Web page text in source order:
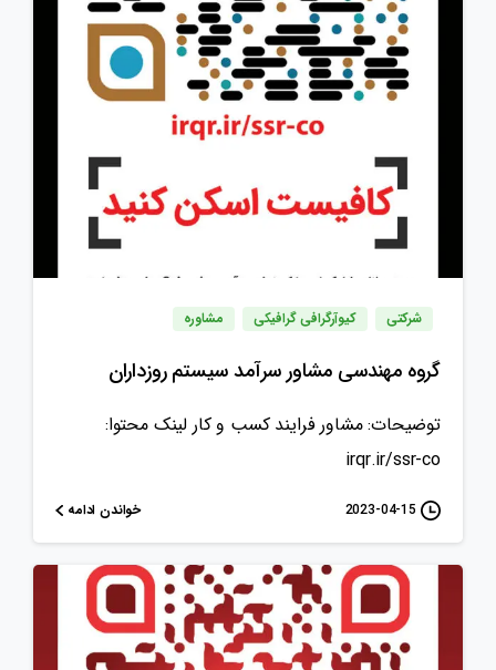
شرکتی کیوآرگرافی گرافیکی مشاوره
گروه مهندسی مشاور سرآمد سیستم روزداران
توضیحات: مشاور فرایند کسب و کار لینک محتوا:
irqr.ir/ssr-co
2023-04-15 خواندن ادامه